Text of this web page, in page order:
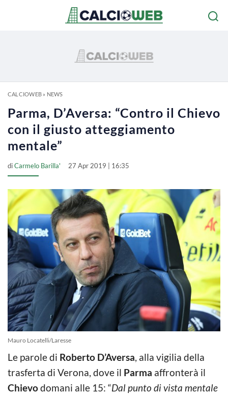
CALCIOWEB» NEWS
Parma, D’Aversa: “Contro il Chievo
con il giusto atteggiamento
mentale”
diCarmelo Barilla' 27 Apr 2019 | 16:35
Mauro Locatelli/Laresse
Le parole di Roberto D’Aversa, alla vigilia della
trasferta di Verona, dove il Parma affronterà il
Chievodomani alle 15: “Dal punto di vista mentale